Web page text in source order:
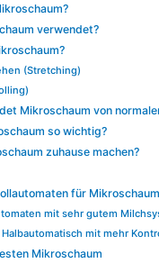
verwendet?
(Stretching)
Mikroschaum von
so wichtig?
zuhause machen?
für
mit sehr gutem
mit mehr
Mikroschaum